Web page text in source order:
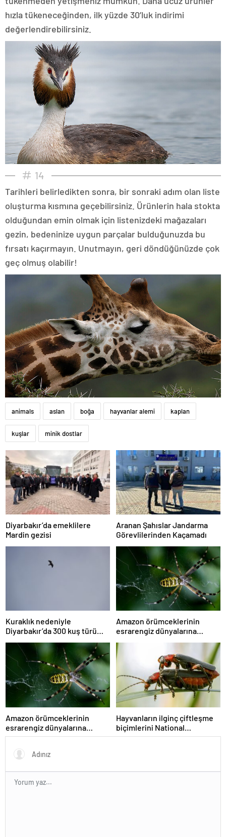
hızla tükeneceğinden, ilk yüzde 30’luk indirimi
değerlendirebilirsiniz.
14
Tarihleri belirledikten sonra, bir sonraki adım olan liste
oluşturma kısmına geçebilirsiniz. Ürünlerin hala stokta
olduğundan emin olmak için listenizdeki mağazaları
gezin, bedeninize uygun parçalar bulduğunuzda bu
fırsatı kaçırmayın. Unutmayın, geri döndüğünüzde çok
geç olmuş olabilir!
animals aslan boğa hayvanlar alemi kaplan
kuşlar minik dostlar
Diyarbakır’da emeklilere
Mardin gezisi
Aranan Şahıslar Jandarma
Görevlilerinden Kaçamadı
Kuraklık nedeniyle
Diyarbakır’da 300 kuş türü
tehdit altında
Amazon örümceklerinin
esrarengiz dünyalarına
gitmeye hazır olun.
Amazon örümceklerinin
esrarengiz dünyalarına
gitmeye hazır olun.
Hayvanların ilginç çiftleşme
biçimlerini National
Geographic görüntüledi.